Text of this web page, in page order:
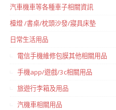
汽車機車等各種車子相關資訊
檯燈 /書桌/枕頭沙發/寢具床墊
日常生活用品
電信手機維修包膜其他相關用品
手機app/遊戲/3c相關用品
旅遊行李箱及用品
汽機車相關用品